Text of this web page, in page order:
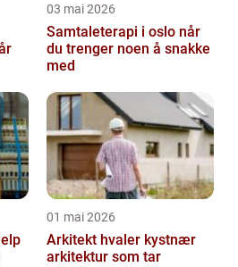
03 mai 2026
Samtaleterapi i oslo når
du trenger noen å snakke
med
01 mai 2026
Arkitekt hvaler kystnær
arkitektur som tar